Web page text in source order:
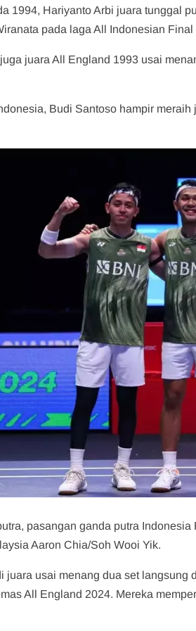
1994, Hariyanto Arbi juara tunggal
pada laga All Indonesian
juara All England 1993 usai
Budi Santoso hampir
pasangan ganda putra
Aaron Chia/Soh Wooi Yik.
juara usai menang dua set langsung
All England 2024. Mereka